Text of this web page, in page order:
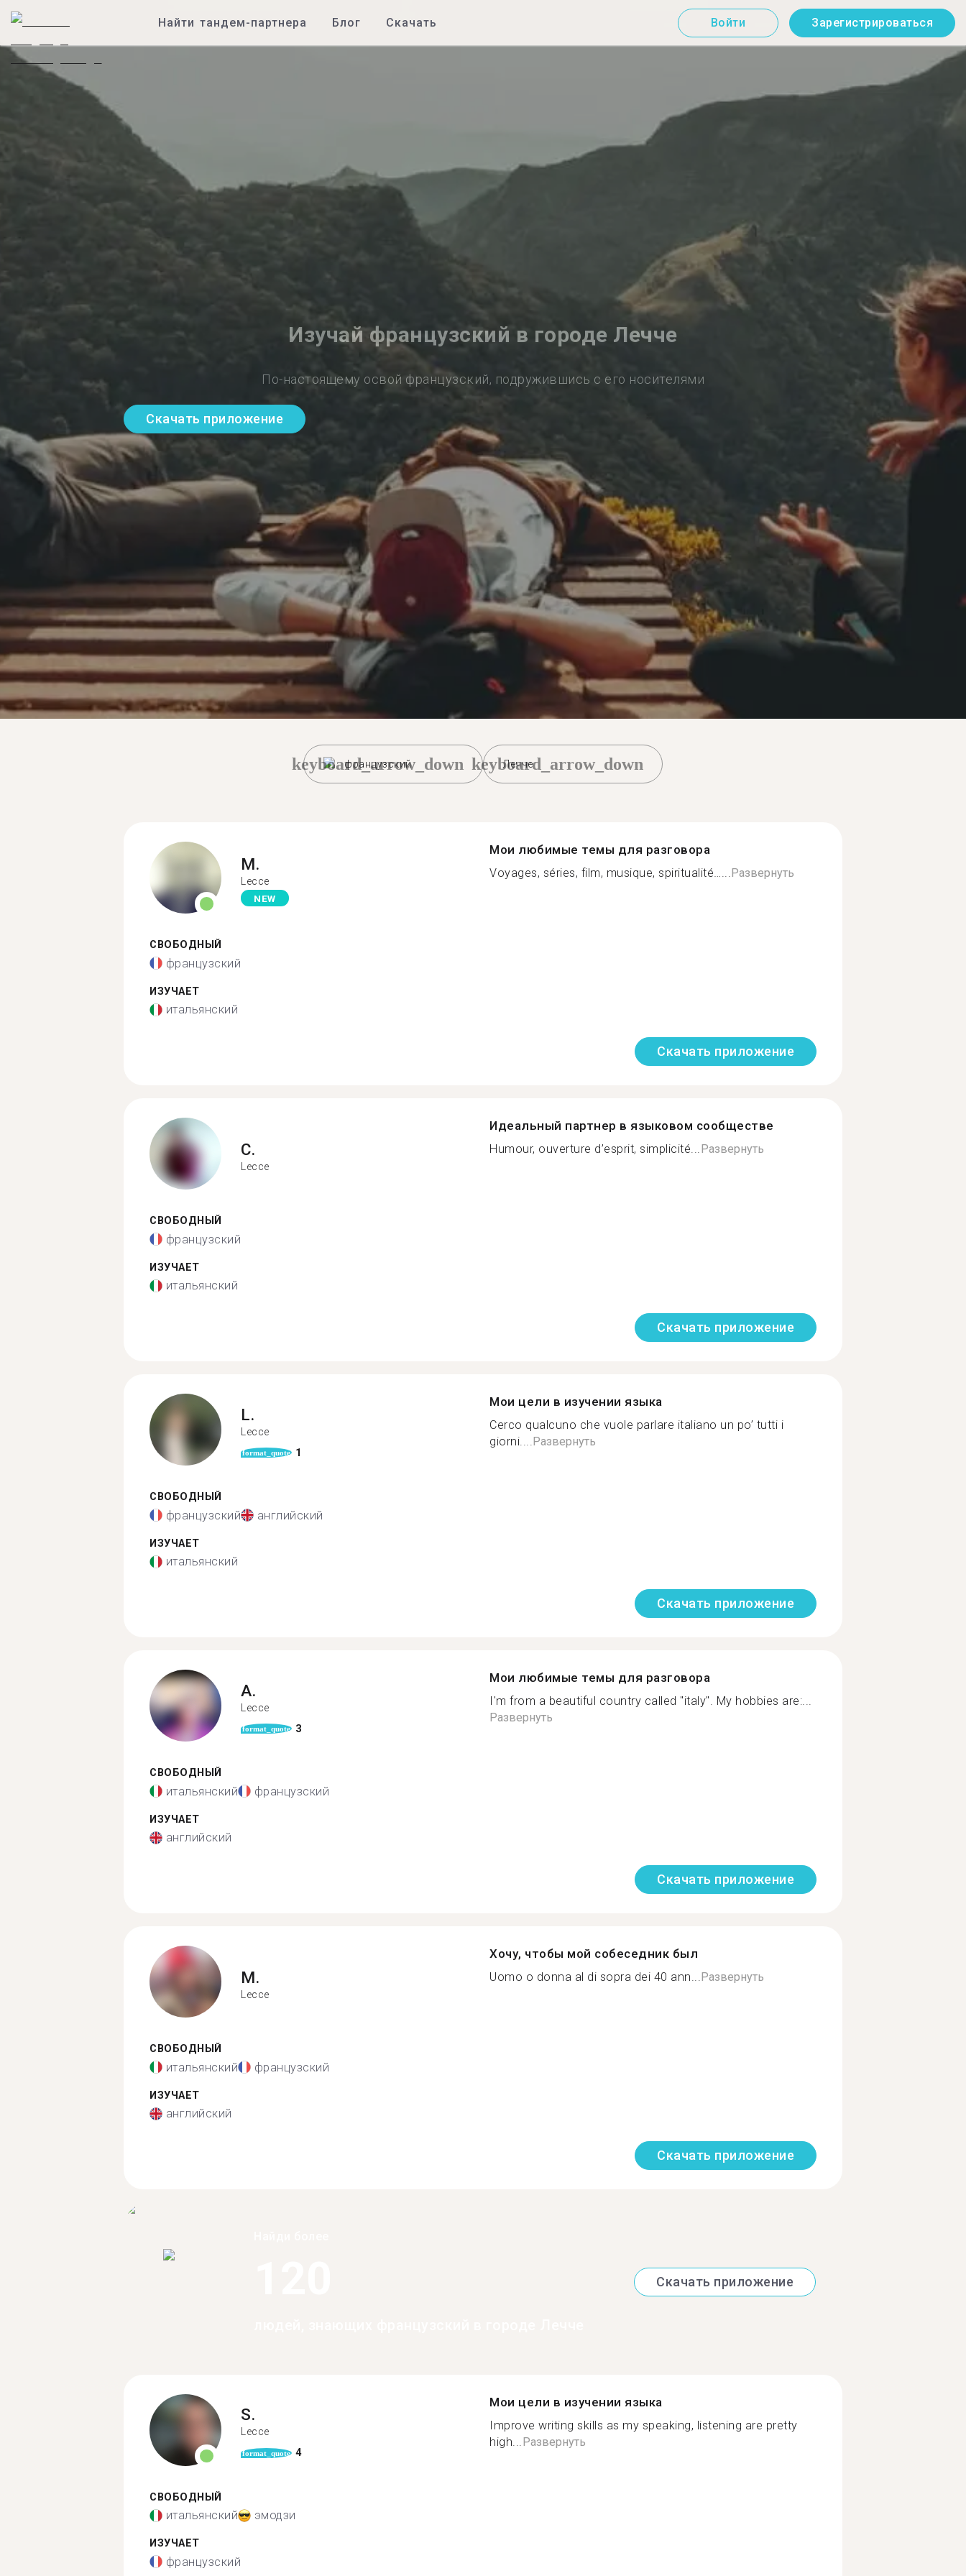
Найти тандем-партнера Блог Скачать Войти Зарегистрироваться
Изучай французский в городе Лечче
По-настоящему освой французский, подружившись с его носителями
Скачать приложение
французский
keyboard_arrow_down Лечче
keyboard_arrow_down
M.
Lecce
NEW
СВОБОДНЫЙ
французский
ИЗУЧАЕТ
итальянский
Мои любимые темы для разговора
Voyages, séries, film, musique, spiritualité…...Развернуть
Скачать приложение
C.
Lecce
СВОБОДНЫЙ
французский
ИЗУЧАЕТ
итальянский
Идеальный партнер в языковом сообществе
Humour, ouverture d’esprit, simplicité...Развернуть
Скачать приложение
L.
Lecce
format_quote 1
СВОБОДНЫЙ
французский английский
ИЗУЧАЕТ
итальянский
Мои цели в изучении языка
Cerco qualcuno che vuole parlare italiano un po’ tutti i
giorni....Развернуть
Скачать приложение
A.
Lecce
format_quote 3
СВОБОДНЫЙ
итальянский французский
ИЗУЧАЕТ
английский
Мои любимые темы для разговора
I'm from a beautiful country called "italy". My hobbies are:...
Развернуть
Скачать приложение
M.
Lecce
СВОБОДНЫЙ
итальянский французский
ИЗУЧАЕТ
английский
Хочу, чтобы мой собеседник был
Uomo o donna al di sopra dei 40 ann...Развернуть
Скачать приложение
Скачать приложение
S.
Lecce
format_quote 4
СВОБОДНЫЙ
итальянский эмодзи
ИЗУЧАЕТ
французский
Мои цели в изучении языка
Improve writing skills as my speaking, listening are pretty
high... Развернуть